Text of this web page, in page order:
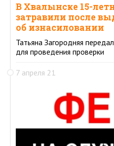
В Хвалынске 15-
затравили после
об изнасиловании
Татьяна Загородняя
для проведения проверки
7 апреля 21